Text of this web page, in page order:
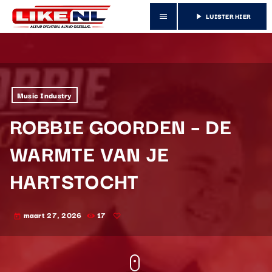
menu play_arrow LUISTER HIER
Music Industry
ROBBIE GOORDEN – DE
WARMTE VAN JE
HARTSTOCHT
today maart 27, 2026 17